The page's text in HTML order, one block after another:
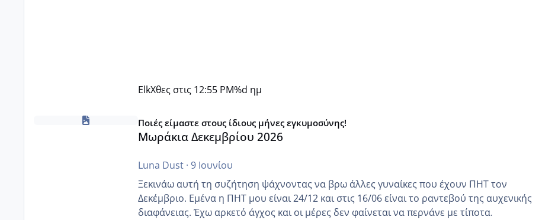
ElkΧθες στις 12:55 PM%d ημ
Μωράκια Δεκεμβρίου 2026
Ποιές είμαστε στους ίδιους μήνες εγκυμοσύνης!
Μωράκια Δεκεμβρίου 2026
Luna Dust· 9 Ιουνίου
Ξεκινάω αυτή τη συζήτηση ψάχνοντας να βρω άλλες γυναίκες που έχουν ΠΗΤ τον
Δεκέμβριο. Εμένα η ΠΗΤ μου είναι 24/12 και στις 16/06 είναι το ραντεβού της αυχενικής
διαφάνειας. Έχω αρκετό άγχος και οι μέρες δεν φαίνεται να περνάνε με τίποτα.